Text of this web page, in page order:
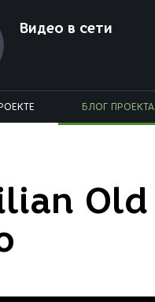
Видео в сети
БЛОГ ПРОЕКТА
Old